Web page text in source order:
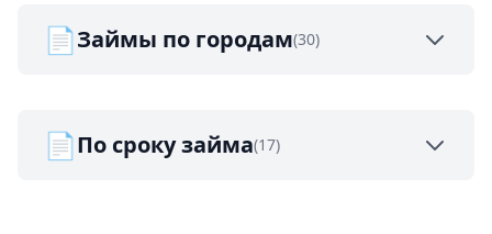
📄Займы по городам(30)
📄По сроку займа(17)